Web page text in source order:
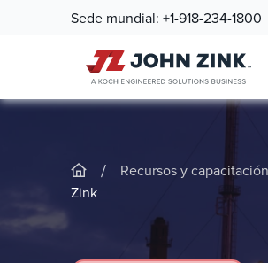
Sede mundial: +1-918-234-1800
/ Recursos y capacitación
Zink